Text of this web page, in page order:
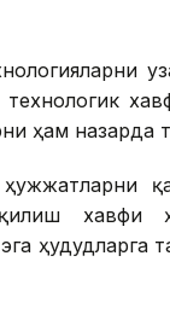
ҳам назарда
хавфи